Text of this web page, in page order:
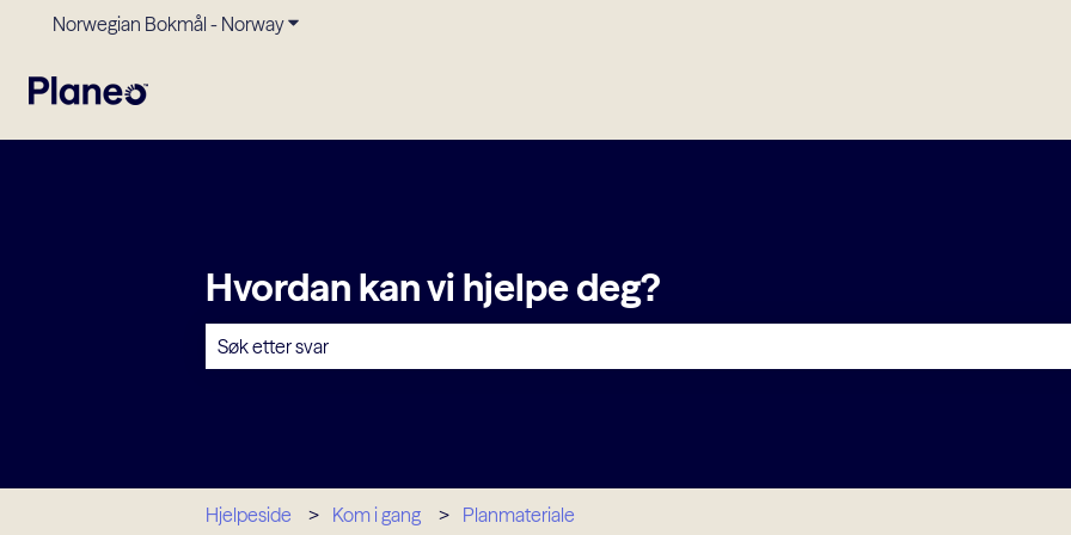
Norwegian Bokmål - NorwayVis undermeny for oversettelser
Hvordan kan vi hjelpe deg?
Hjelpeside Kom i gang Planmateriale